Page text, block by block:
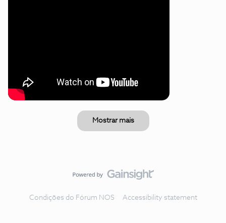
Mostrar mais
Condições do Fórum NOS Accessibility statement